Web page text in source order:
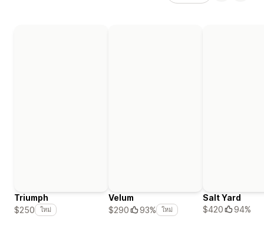
Triumph
$250
ใหม่
Velum
$290
93% ใหม่
Salt Yard
$420
94%